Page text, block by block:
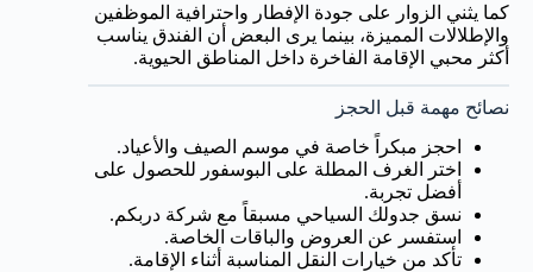
كما يثني الزوار على جودة الإفطار واحترافية الموظفين
والإطلالات المميزة، بينما يرى البعض أن الفندق يناسب
أكثر محبي الإقامة الفاخرة داخل المناطق الحيوية.
نصائح مهمة قبل الحجز
احجز مبكراً خاصة في موسم الصيف والأعياد.
اختر الغرف المطلة على البوسفور للحصول على
أفضل تجربة.
نسق جدولك السياحي مسبقاً مع شركة دربكم.
استفسر عن العروض والباقات الخاصة.
تأكد من خيارات النقل المناسبة أثناء الإقامة.